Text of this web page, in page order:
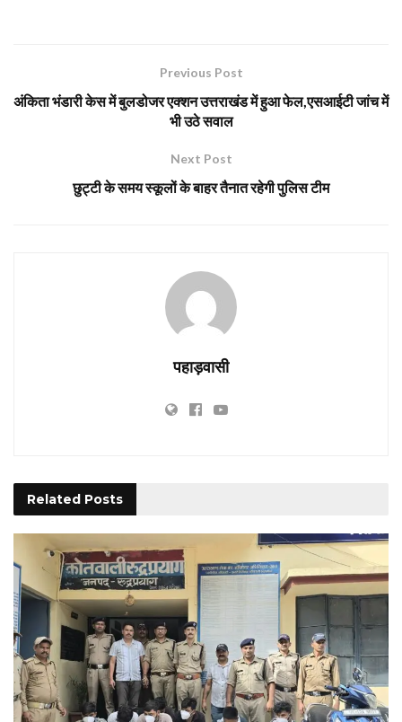
Previous Post
अंकिता भंडारी केस में बुलडोजर एक्शन उत्तराखंड में हुआ फेल,एसआईटी जांच में
भी उठे सवाल
Next Post
छुट्टी के समय स्कूलों के बाहर तैनात रहेगी पुलिस टीम
पहाड़वासी
Related Posts